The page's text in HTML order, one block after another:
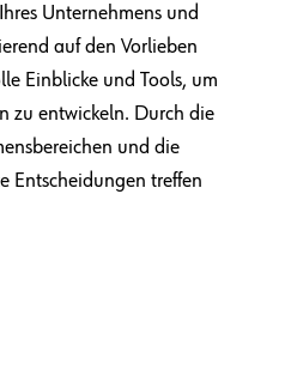
Unternehmens und
auf den Vorlieben
Einblicke und Tools, um
zu entwickeln. Durch die
und die
Entscheidungen treffen